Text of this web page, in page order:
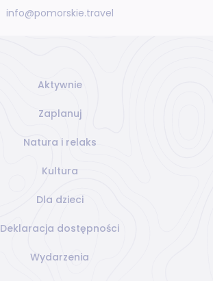
info@pomorskie.travel
Aktywnie
Zaplanuj
Natura i relaks
Kultura
Dla dzieci
Deklaracja dostępności
Wydarzenia